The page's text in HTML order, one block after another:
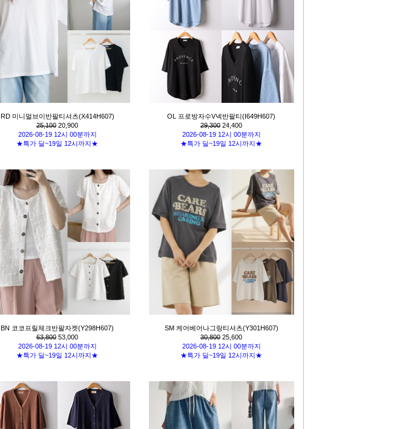
RD 미니멀브이반팔티셔츠(X414H607)
25,100 20,900
2026-08-19 12시 00분까지
★특가 딜~19일 12시까지★
OL 프로방자수V넥반팔티(I649H607)
29,300 24,400
2026-08-19 12시 00분까지
★특가 딜~19일 12시까지★
BN 코코프릴체크반팔자켓(Y298H607)
63,800 53,000
2026-08-19 12시 00분까지
★특가 딜~19일 12시까지★
SM 케어베어나그랑티셔츠(Y301H607)
30,800 25,600
2026-08-19 12시 00분까지
★특가 딜~19일 12시까지★